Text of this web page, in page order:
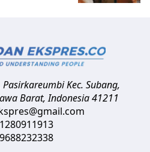
Pasirkareumbi Kec. Subang,
Barat,Indonesia41211